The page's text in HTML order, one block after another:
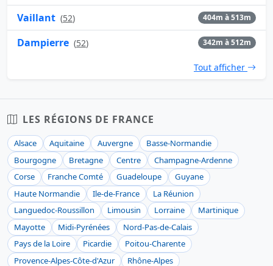
Vaillant (52) 404m à 513m
Dampierre (52) 342m à 512m
Tout afficher
LES RÉGIONS DE FRANCE
Alsace Aquitaine Auvergne
Basse-Normandie
Bourgogne
Bretagne Centre
Champagne-Ardenne
Corse
Franche Comté Guadeloupe
Guyane
Haute Normandie
Ile-de-France
La Réunion
Languedoc-Roussillon
Limousin Lorraine
Martinique
Mayotte
Midi-Pyrénées
Nord-Pas-de-Calais
Pays de la Loire
Picardie
Poitou-Charente
Provence-Alpes-Côte-d'Azur
Rhône-Alpes